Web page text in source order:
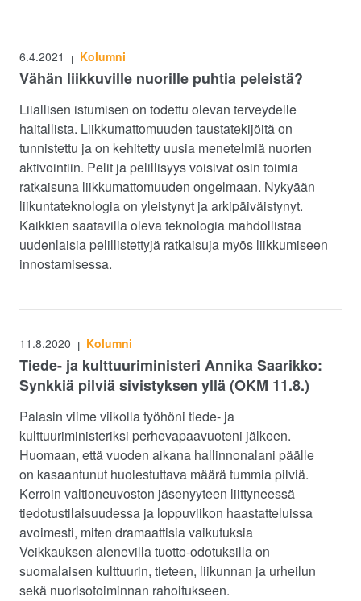
6.4.2021 | Kolumni
Vähän liikkuville nuorille puhtia peleistä?
Liiallisen istumisen on todettu olevan terveydelle
haitallista. Liikkumattomuuden taustatekijöitä on
tunnistettu ja on kehitetty uusia menetelmiä nuorten
aktivointiin. Pelit ja pelillisyys voisivat osin toimia
ratkaisuna liikkumattomuuden ongelmaan. Nykyään
liikuntateknologia on yleistynyt ja arkipäiväistynyt.
Kaikkien saatavilla oleva teknologia mahdollistaa
uudenlaisia pelillistettyjä ratkaisuja myös liikkumiseen
innostamisessa.
11.8.2020 | Kolumni
Tiede- ja kulttuuriministeri Annika Saarikko:
Synkkiä pilviä sivistyksen yllä (OKM 11.8.)
Palasin viime viikolla työhöni tiede- ja
kulttuuriministeriksi perhevapaavuoteni jälkeen.
Huomaan, että vuoden aikana hallinnonalani päälle
on kasaantunut huolestuttava määrä tummia pilviä.
Kerroin valtioneuvoston jäsenyyteen liittyneessä
tiedotustilaisuudessa ja loppuviikon haastatteluissa
avoimesti, miten dramaattisia vaikutuksia
Veikkauksen alenevilla tuotto-odotuksilla on
suomalaisen kulttuurin, tieteen, liikunnan ja urheilun
sekä nuorisotoiminnan rahoitukseen.